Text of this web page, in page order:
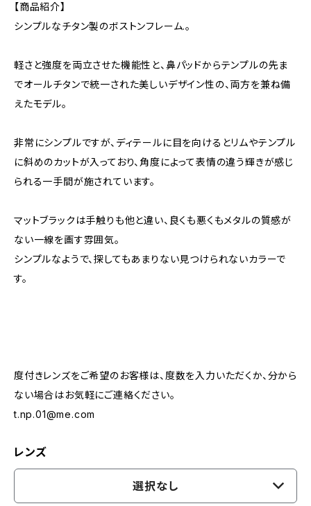
【商品紹介】
シンプルなチタン製のボストンフレーム.。
軽さと強度を両立させた機能性と、鼻パッドからテンプルの先ま
でオールチタンで統一された美しいデザイン性の、両方を兼ね備
えたモデル。
非常にシンプルですが、ディテールに目を向けるとリムやテンプル
に斜めのカットが入っており、角度によって表情の違う輝きが感じ
られる一手間が施されています。
マットブラックは手触りも他と違い、良くも悪くもメタルの質感が
ない一線を画す雰囲気。
シンプルなようで、探してもあまりない見つけられないカラーで
す。
度付きレンズをご希望のお客様は、度数を入力いただくか、分から
ない場合はお気軽にご連絡ください。
t.np.01@me.com
レンズ
選択なし